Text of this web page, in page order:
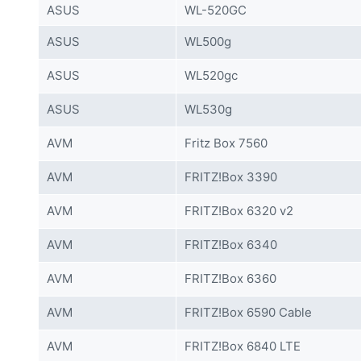
ASUS WL-520GC
ASUS WL500g
ASUS WL520gc
ASUS WL530g
AVM Fritz Box 7560
AVM FRITZ!Box 3390
AVM FRITZ!Box 6320 v2
AVM FRITZ!Box 6340
AVM FRITZ!Box 6360
AVM FRITZ!Box 6590 Cable
AVM FRITZ!Box 6840 LTE